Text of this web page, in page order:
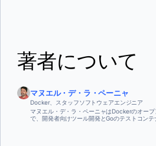
著者について
マヌエル・デ・ラ・ペーニャ
Docker、スタッフソフトウェアエンジニア
マヌエル・デ・ラ・ペーニャはDockerのオー
で、開発者向けツール開発とGoのテストコンテ